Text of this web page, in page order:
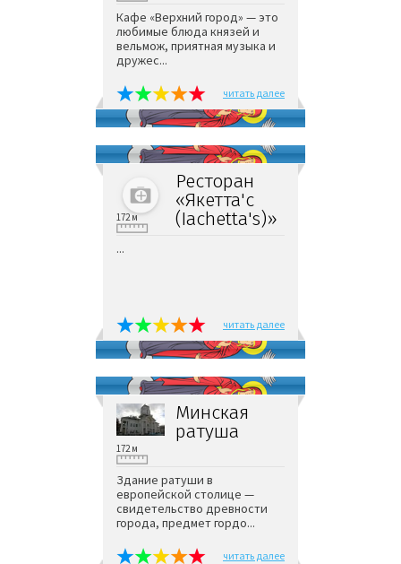
Кафе «Верхний город» — это
любимые блюда князей и
вельмож, приятная музыка и
дружес...
читать далее
Ресторан
«Якетта'с
(Iachetta's)»
172 м
...
читать далее
Минская
ратуша
172 м
Здание ратуши в
европейской столице —
свидетельство древности
города, предмет гордо...
читать далее